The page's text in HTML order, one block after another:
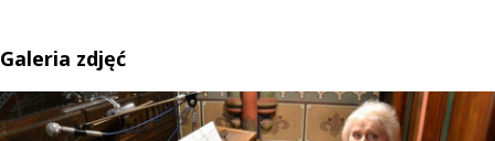
Galeria zdjęć